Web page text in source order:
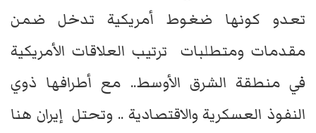
تعدو كونها ضغوط أمريكية تدخل ضمن
مقدمات ومتطلبات ترتيب العلاقات الأمريكية
في منطقة الشرق الأوسط.. مع أطرافها ذوي
النفوذ العسكرية والاقتصادية .. وتحتل إيران هنا